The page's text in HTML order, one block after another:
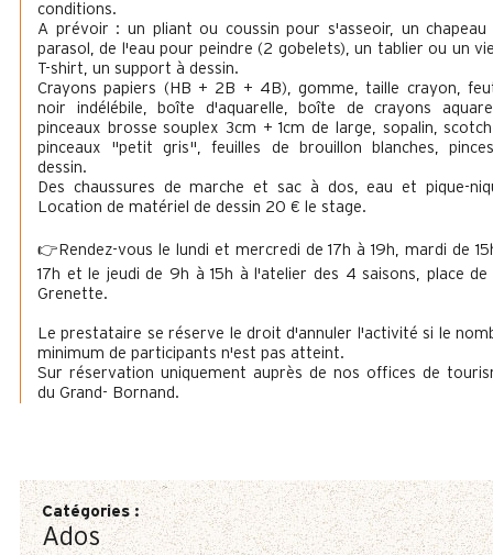
conditions.
A prévoir : un pliant ou coussin pour s'asseoir, un chapeau
parasol, de l'eau pour peindre (2 gobelets), un tablier ou un
T-shirt, un support à dessin.
Crayons papiers (HB + 2B + 4B), gomme, taille crayon,
noir indélébile, boîte d'aquarelle, boîte de crayons
pinceaux brosse souplex 3cm + 1cm de large, sopalin,
pinceaux "petit gris", feuilles de brouillon blanches,
dessin.
Des chaussures de marche et sac à dos, eau et pique-
Location de matériel de dessin 20 € le stage.
👉Rendez-vous le lundi et mercredi de 17h à 19h, mardi de
17h et le jeudi de 9h à 15h à l'atelier des 4 saisons, place de
Grenette.
Le prestataire se réserve le droit d'annuler l'activité si le
minimum de participants n'est pas atteint.
Sur réservation uniquement auprès de nos offices de
du Grand- Bornand.
Catégories:
Ados